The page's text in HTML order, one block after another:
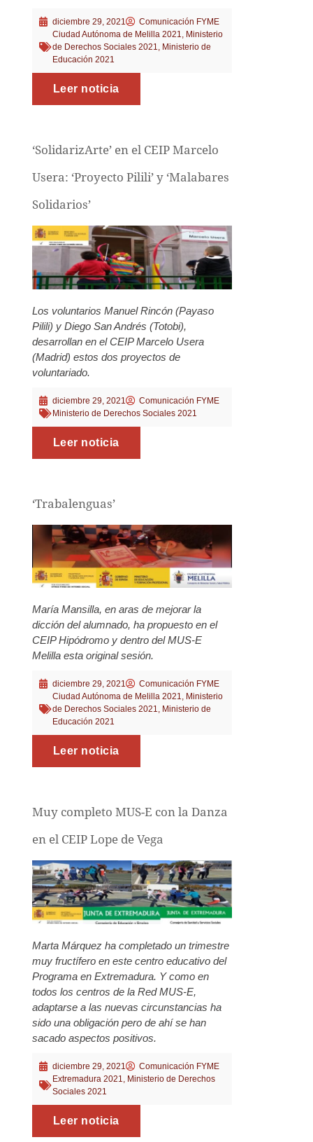
diciembre 29, 2021
Comunicación FYME
Ciudad Autónoma de Melilla 2021, Ministerio
de Derechos Sociales 2021, Ministerio de
Educación 2021
Leer noticia
‘SolidarizArte’ en el CEIP Marcelo
Usera: ‘Proyecto Pilili’ y ‘Malabares
Solidarios’
Los voluntarios Manuel Rincón (Payaso
Pilili) y Diego San Andrés (Totobi),
desarrollan en el CEIP Marcelo Usera
(Madrid) estos dos proyectos de
voluntariado.
diciembre 29, 2021
Comunicación FYME
Ministerio de Derechos Sociales 2021
Leer noticia
‘Trabalenguas’
María Mansilla, en aras de mejorar la
dicción del alumnado, ha propuesto en el
CEIP Hipódromo y dentro del MUS-E
Melilla esta original sesión.
diciembre 29, 2021
Comunicación FYME
Ciudad Autónoma de Melilla 2021, Ministerio
de Derechos Sociales 2021, Ministerio de
Educación 2021
Leer noticia
Muy completo MUS-E con la Danza
en el CEIP Lope de Vega
Marta Márquez ha completado un trimestre
muy fructífero en este centro educativo del
Programa en Extremadura. Y como en
todos los centros de la Red MUS-E,
adaptarse a las nuevas circunstancias ha
sido una obligación pero de ahí se han
sacado aspectos positivos.
diciembre 29, 2021
Comunicación FYME
Extremadura 2021, Ministerio de Derechos
Sociales 2021
Leer noticia